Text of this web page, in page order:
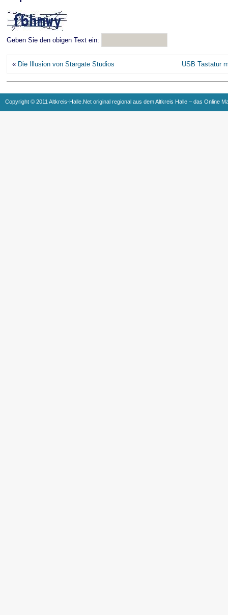
Geben Sie den obigen Text ein:
« Die Illusion von Stargate Studios USB Tastatur
Copyright © 2011 Altkreis-Halle.Net original regional aus dem Altkreis Halle – das Online